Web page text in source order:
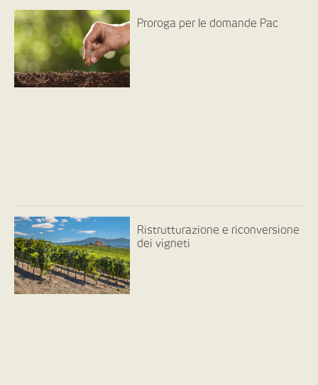
Proroga per le domande Pac
Ristrutturazione e riconversione
dei vigneti